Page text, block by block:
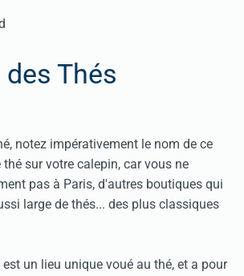
Thés
notez impérativement le nom de ce
sur votre calepin, car vous ne
pas à Paris, d'autres boutiques qui
large de thés... des plus classiques
un lieu unique voué au thé, et a pour